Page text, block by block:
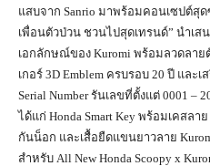
แสบจาก Sanrio มาพร้อมคอนเซปต์สุดซ่
เพื่อนตัวป่วน ชวนไปสุดเทรนด์” นำเ
เอกลักษณ์ของ Kuromi พร้อมลวดลา
เกอร์ 3D Emblem ครบรอบ 20 ปี แล
Serial Number รันเลขที่ตั้งแต่ 0001 –
ได้แก่ Honda Smart Key พร้อมเคสล
กันน็อก และเสื้อยืดแขนยาวลาย
สำหรับ All New Honda Scoopy x